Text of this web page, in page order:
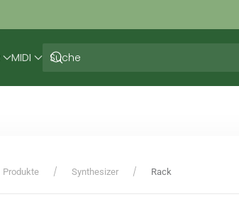
MIDI
Produkte Synthesizer Rack